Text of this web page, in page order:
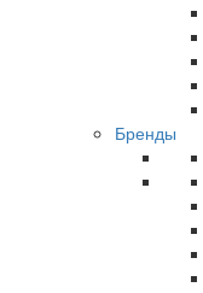
Бренды